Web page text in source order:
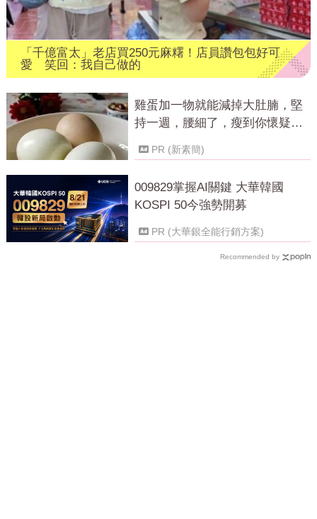
「千億富太」老店買250元麻糬！店員讚包包好可
愛 笑回：我自己做的
雞蛋加一物就能減掉大肚腩，堅
持一週，腰細了，瘦到你懷疑人
PR (新素簡)
009829掌握AI關鍵 大華韓國
KOSPI 50今強勢開募
PR (大華銀全能行銷方案)
Recommended by